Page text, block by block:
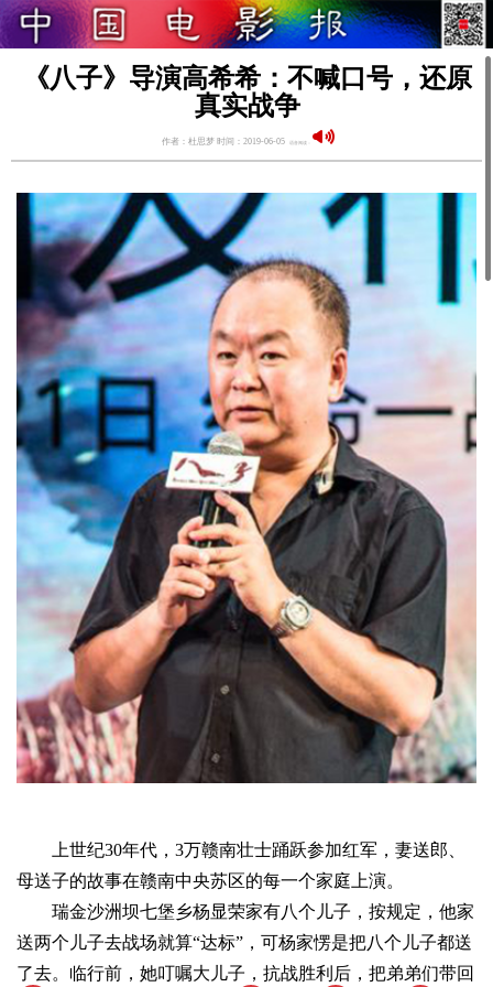
《八子》导演高希希：不喊口号，还原
真实战争
作者：杜思梦 时间：2019-06-05
上世纪30年代，3万赣南壮士踊跃参加红军，妻送郎、
母送子的故事在赣南中央苏区的每一个家庭上演。
瑞金沙洲坝七堡乡杨显荣家有八个儿子，按规定，他家
送两个儿子去战场就算“达标”，可杨家愣是把八个儿子都送
了去。临行前，她叮嘱大儿子，抗战胜利后，把弟弟们带回